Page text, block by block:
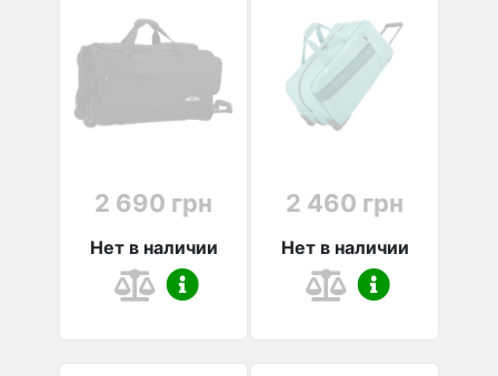
2 690 грн
Нет в наличии
2 460 грн
Нет в наличии